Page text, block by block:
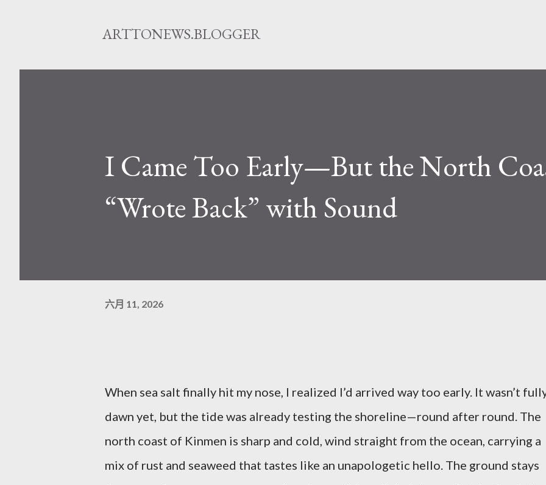
ARTTONEWS.BLOGGER
I Came Too Early—But the North
“Wrote Back” with Sound
六月 11, 2026
When sea salt finally hit my nose, I realized I’d arrived way too early. It wasn’t
dawn yet, but the tide was already testing the shoreline—round after round. The
north coast of Kinmen is sharp and cold, wind straight from the ocean, carrying a
mix of rust and seaweed that tastes like an unapologetic hello. The ground stays